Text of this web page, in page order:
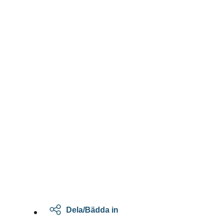
Dela/Bädda in